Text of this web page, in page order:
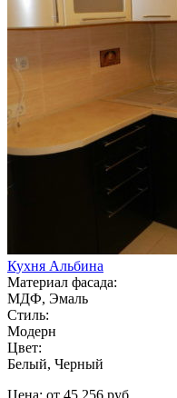
Кухня Альбина
Материал фасада:
МДФ, Эмаль
Стиль:
Модерн
Цвет:
Белый, Черный
Цена: от 45 256 руб.